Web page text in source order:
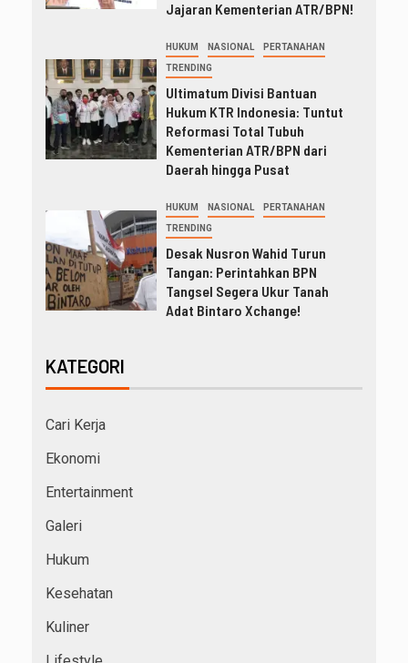
Jajaran Kementerian ATR/BPN!
HUKUM NASIONAL PERTANAHAN
TRENDING
Ultimatum Divisi Bantuan
Hukum KTR Indonesia: Tuntut
Reformasi Total Tubuh
Kementerian ATR/BPN dari
Daerah hingga Pusat
HUKUM NASIONAL PERTANAHAN
TRENDING
Desak Nusron Wahid Turun
Tangan: Perintahkan BPN
Tangsel Segera Ukur Tanah
Adat Bintaro Xchange!
KATEGORI
Cari Kerja
Ekonomi
Entertainment
Galeri
Hukum
Kesehatan
Kuliner